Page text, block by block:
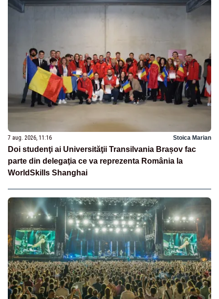
7 aug. 2026, 11:16 Stoica Marian
Doi studenţi ai Universităţii Transilvania Brașov fac
parte din delegaţia ce va reprezenta România la
WorldSkills Shanghai